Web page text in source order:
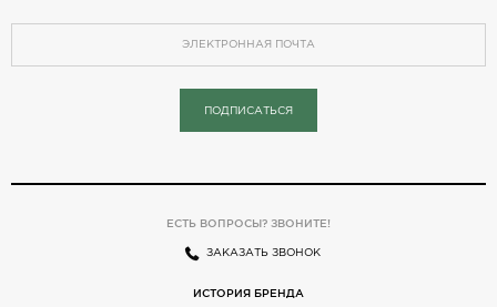
ПОДПИСАТЬСЯ
ЕСТЬ ВОПРОСЫ? ЗВОНИТЕ!
ЗАКАЗАТЬ ЗВОНОК
ИСТОРИЯ БРЕНДА